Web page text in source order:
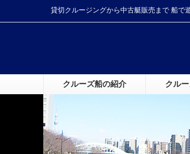
貸切クルージングから中古艇販売まで 船で
クルーズ船の紹介 クル